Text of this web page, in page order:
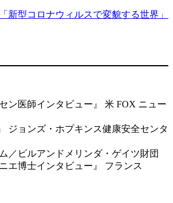
型コロナウィルスで変貌する世界」
ン医師インタビュー』 米 FOX ニュー
ジョンズ・ホプキンス健康安全センタ
／ビルアンドメリンダ・ゲイツ財団
エ博士インタビュー』 フランス